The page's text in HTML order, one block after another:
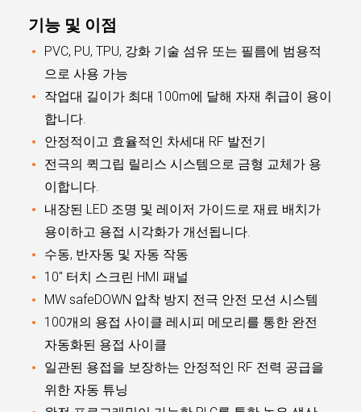
기능 및 이점
PVC, PU, TPU, 강화 기술 섬유 또는 필름에 범용적
으로 사용 가능
작업대 길이가 최대 100m에 달해 자재 취급이 용이
합니다.
안정적이고 효율적인 차세대 RF 발전기
전극의 퀵그립 릴리스 시스템으로 금형 교체가 용
이합니다.
내장된 LED 조명 및 레이저 가이드로 재료 배치가
용이하고 용접 시각화가 개선됩니다.
수동, 반자동 및 자동 작동
10" 터치 스크린 HMI 패널
MW safeDOWN 압착 방지 전극 안전 모션 시스템
100개의 용접 사이클 레시피 메모리를 통한 완전
자동화된 용접 사이클
일관된 용접을 보장하는 안정적인 RF 전력 공급을
위한 자동 튜닝